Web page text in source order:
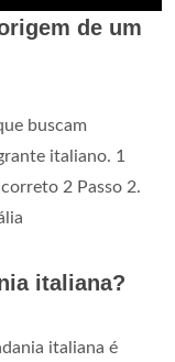
de um
buscam
italiano. 1
2 Passo 2.
italiana?
italiana é